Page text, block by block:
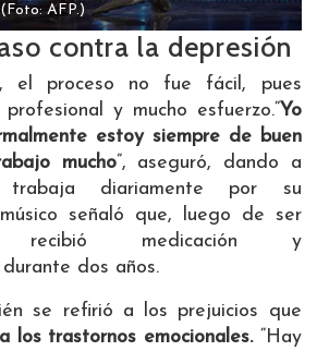
(Foto: AFP.)
contra la depresión
el proceso no fue fácil, pues
y mucho esfuerzo.“Yo
estoy siempre de buen
mucho”, aseguró, dando a
diariamente por su
señaló que, luego de ser
recibió medicación y
dos años.
se refirió a los prejuicios que
los trastornos emocionales. “Hay